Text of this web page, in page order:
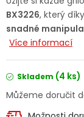
Výprodej
BX3226, který
snadné
Více informací
Skladem (4 ks)